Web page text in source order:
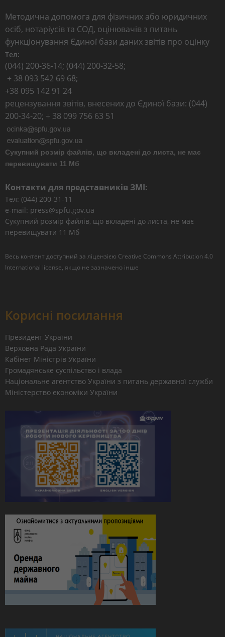
Методична допомога для фізичних або юридичних
осіб, нотаріусів та СОД, оцінювачів з питань
функціонування Єдиної бази даних звітів про оцінку
Тел:
(044) 200-36-14; (044) 200-32-58;
+ 38 093 542 69 68;
+38 095 142 91 24
рецензування звітів, внесених до Єдиної бази: (044)
200-34-20; + 38 099 756 63 51
Сукупний розмір файлів, що вкладені до листа, не має
перевищувати 11 Мб
Контакти для представників ЗМІ:
Тел: (044) 200-31-11
e-mail: press@spfu.gov.ua
Сукупний розмір файлів, що вкладені до листа, не має
перевищувати 11 Мб
Весь контент доступний за ліцензією Creative Commons Attribution 4.0
International license, якщо не зазначено інше
Корисні посилання
Президент України
Верховна Рада України
Кабінет Міністрів України
Громадянське суспільство і влада
Національне агентство України з питань державної служби
Міністерство економіки України